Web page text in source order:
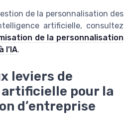
de la personnalisation des
artificielle, consultez
de la personnalisation
l’IA.
leviers de
pour la
d’entreprise